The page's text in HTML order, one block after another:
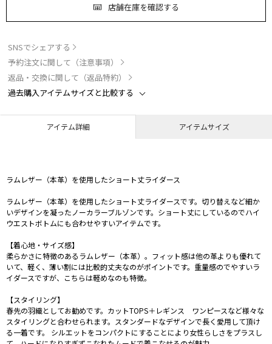
店舗在庫を確認する
SNSでシェアする
予約注文に関して（注意事項）
返品・交換に関して（返品特約）
過去購入アイテムサイズと比較する
アイテム詳細 アイテムサイズ
ラムレザー（本革）を使用したショート丈ライダース
ラムレザー（本革）を使用したショート丈ライダースです。切り替えなど細か
いデザインを凝ったノーカラーブルゾンです。ショート丈にしているのでハイ
ウエストボトムにも合わせやすいアイテムです。
【着心地・サイズ感】
柔らかさに特徴のあるラムレザー（本革）。フィット感は他の革よりも優れて
いて、軽く、薄い割には比較的丈夫なのがポイントです。重量感のでやすいラ
イダースですが、こちらは軽めなのも特徴。
【スタイリング】
春先の羽織としてお勧めです。カットTOPS＋レギンス ワンピースなど様々な
スタイリングと合わせられます。スタンダードなデザインで長く愛用して頂け
る一着です。 シルエットをコンパクトにすることにより女性らしさをプラスし